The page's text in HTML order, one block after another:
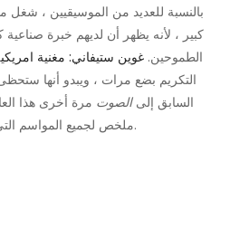
بالنسبة للعديد من الموسيقيين ،
كبير ، لأنه يظهر أن لديهم خبرة صناعية
الطموحين. غوين ستيفاني: مغنية
التكريم بضع مرات ، ويبدو أنها
يعود مغني No Doubt السابق إلىالصوت مرة أخرى هذا
ملخص لجميع المواسم التي دربها جوين ستيفاني حتى الآن.